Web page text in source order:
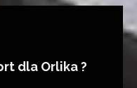
dla Orlika ?